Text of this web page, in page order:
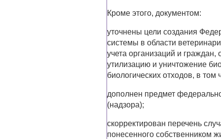
Кроме этого, документом:
уточнены цели создания
системы в области
учета организаций и
утилизацию и уничтожение
биологических отходов, в том
дополнен предмет
(надзора);
скорректирован перечень
понесенного собственником